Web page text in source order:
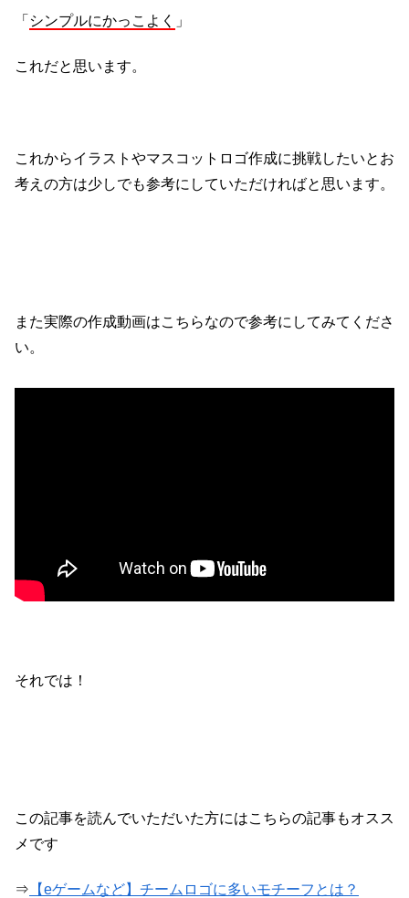
「 シンプルにかっこよく 」
これだと思います。
これからイラストやマスコットロゴ作成に挑戦したいとお
考えの方は少しでも参考にしていただければと思います。
また実際の作成動画はこちらなので参考にしてみてくださ
い。
それでは！
この記事を読んでいただいた方にはこちらの記事もオスス
メです
⇒ 【eゲームなど】チームロゴに多いモチーフとは？